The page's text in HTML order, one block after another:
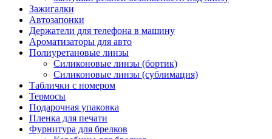
Зажигалки
Автозапонки
Держатели для телефона в машину
Ароматизаторы для авто
Полиуретановые линзы
Силиконовые линзы (бортик)
Силиконовые линзы (сублимация)
Таблички с номером
Термосы
Подарочная упаковка
Пленка для печати
Фурнитура для брелков